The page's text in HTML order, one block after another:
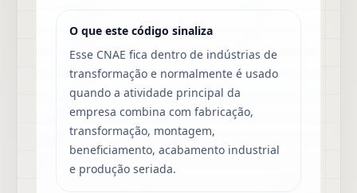
O que este código sinaliza
Esse CNAE fica dentro de indústrias de
transformação e normalmente é usado
quando a atividade principal da
empresa combina com fabricação,
transformação, montagem,
beneficiamento, acabamento industrial
e produção seriada.